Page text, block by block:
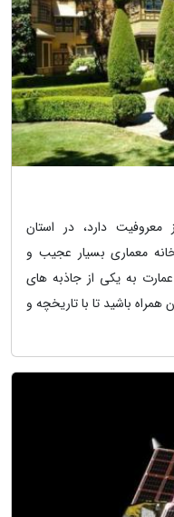
معروفیت دارد، در استان
معماری بسیار عجیب و
به یکی از جاذبه های
همراه باشید تا با تاریخچه و